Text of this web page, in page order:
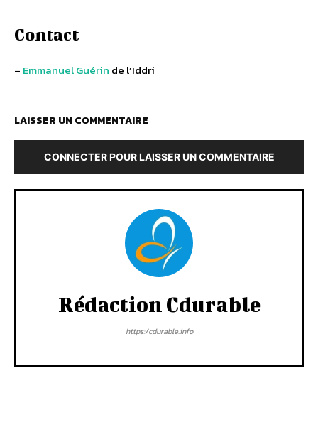
Contact
– Emmanuel Guérin de l’Iddri
LAISSER UN COMMENTAIRE
CONNECTER POUR LAISSER UN COMMENTAIRE
Rédaction Cdurable
https:/cdurable.info